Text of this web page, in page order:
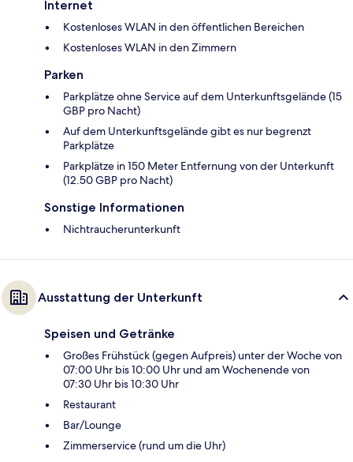
Internet
Kostenloses WLAN in den öffentlichen Bereichen
Kostenloses WLAN in den Zimmern
Parken
Parkplätze ohne Service auf dem Unterkunftsgelände (15
GBP pro Nacht)
Auf dem Unterkunftsgelände gibt es nur begrenzt
Parkplätze
Parkplätze in 150 Meter Entfernung von der Unterkunft
(12.50 GBP pro Nacht)
Sonstige Informationen
Nichtraucherunterkunft
Ausstattung der Unterkunft
Speisen und Getränke
Großes Frühstück (gegen Aufpreis) unter der Woche von
07:00 Uhr bis 10:00 Uhr und am Wochenende von
07:30 Uhr bis 10:30 Uhr
Restaurant
Bar/Lounge
Zimmerservice (rund um die Uhr)